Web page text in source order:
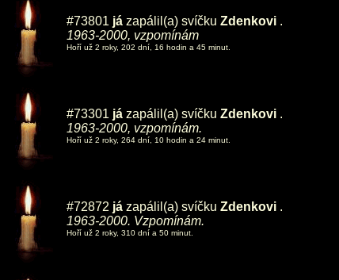
#73801 já zapálil(a) svíčku Zdenkovi .
1963-2000, vzpomínám
Hoří už 2 roky, 202 dní, 16 hodin a 45 minut.
#73301 já zapálil(a) svíčku Zdenkovi .
1963-2000, vzpomínám.
Hoří už 2 roky, 264 dní, 10 hodin a 24 minut.
#72872 já zapálil(a) svíčku Zdenkovi .
1963-2000. Vzpomínám.
Hoří už 2 roky, 310 dní a 50 minut.